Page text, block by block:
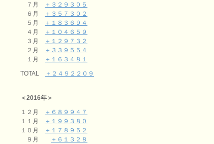
７月
＋３２９３０５
６月
＋３５７３０２
５月
＋１８３６９４
４月
＋１０４６５９
３月
＋１２９７３２
２月
＋３３９５５４
１月
＋１６３４８１
TOTAL
＋２４９２２０９
＜2016年＞
１２月
＋６８９９４７
１１月
＋１９９３８０
１０月
＋１７８９５２
９月
＋６１３２８